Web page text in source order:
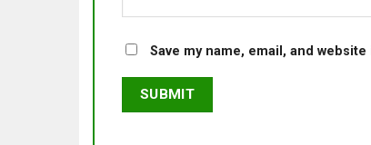
Save my name, email, and